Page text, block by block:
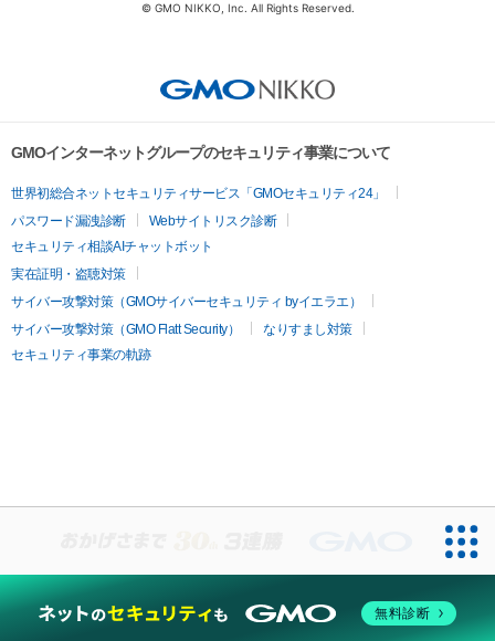
© GMO NIKKO, Inc. All Rights Reserved.
GMOインターネットグループのセキュリティ事業について
世界初総合ネットセキュリティサービス「GMOセキュリティ24」
パスワード漏洩診断
Webサイトリスク診断
セキュリティ相談AIチャットボット
実在証明・盗聴対策
サイバー攻撃対策（GMOサイバーセキュリティ byイエラエ）
サイバー攻撃対策（GMO Flatt Security）
なりすまし対策
セキュリティ事業の軌跡
無料診断